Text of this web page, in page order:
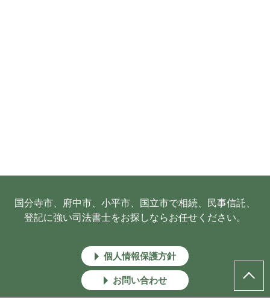
国分寺市、府中市、小平市、国立市で相続、民事信託、
登記に強い司法書士をお探しならお任せください。
個人情報保護方針
お問い合わせ